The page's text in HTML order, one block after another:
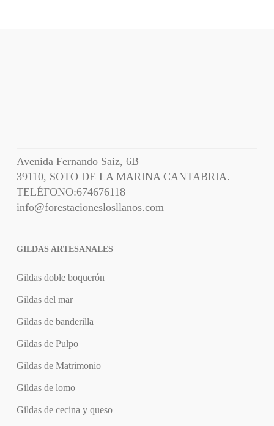
Avenida Fernando Saiz, 6B
39110, SOTO DE LA MARINA CANTABRIA.
TELÉFONO:674676118
info@forestacioneslosllanos.com
GILDAS ARTESANALES
Gildas doble boquerón
Gildas del mar
Gildas de banderilla
Gildas de Pulpo
Gildas de Matrimonio
Gildas de lomo
Gildas de cecina y queso